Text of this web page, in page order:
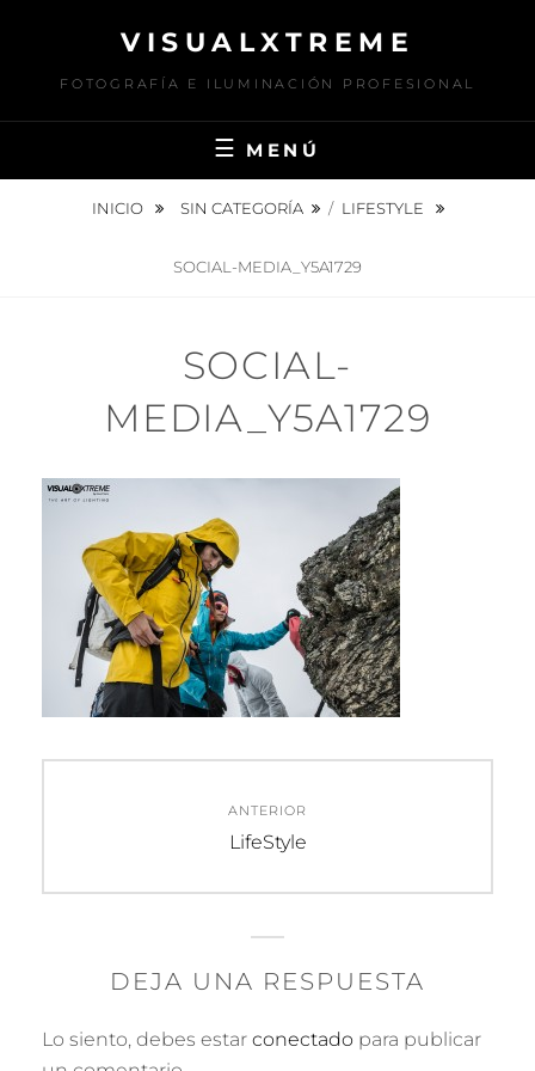
contenido
VISUALXTREME
FOTOGRAFÍA E ILUMINACIÓN PROFESIONAL
MENÚ
INICIO SIN CATEGORÍA / LIFESTYLE
SOCIAL-MEDIA_Y5A1729
SOCIAL-
MEDIA_Y5A1729
entradas
ANTERIOR
Entrada
LifeStyle
DEJA UNA RESPUESTA
Lo siento, debes estar conectado para publicar